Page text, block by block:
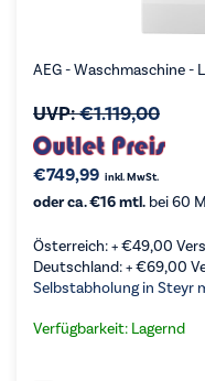
AEG - Waschmaschine -
UVP:€1.119,00
€749,99 inkl. MwSt.
oder ca. €16 mtl. bei 60
Österreich: +€49,00
Deutschland: +€69,00
Selbstabholung in Steyr
Verfügbarkeit: Lagernd